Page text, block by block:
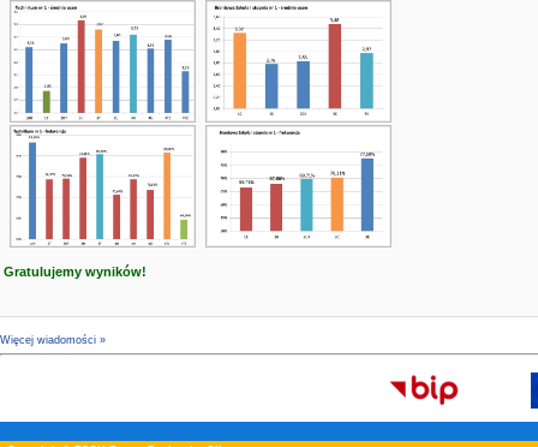
Gratulujemy wyników!
Więcej wiadomości »